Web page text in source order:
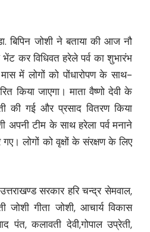
बिपिन जोशी ने बताया की आज नौ
कर विधिवत हरेले पर्व का शुभारंभ
में लोगों को पोंधारोपण के साथ-
किया जाएगा। माता वैष्णो देवी के
की गई और प्रसाद वितरण किया
अपनी टीम के साथ हरेला पर्व मनाने
लोगों को वृक्षों के संरक्षण के लिए
सरकार हरि चन्द्र सेमवाल,
जोशी गीता जोशी, आचार्य विकास
पंत, कलावती देवी,गोपाल उप्रेती,